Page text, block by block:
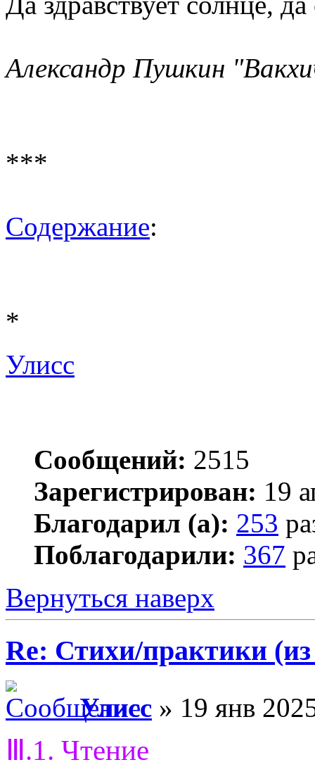
Александр Пушкин
***
Содержание:
*
Улисс
Сообщений: 2515
Зарегистрирован: 19
Благодарил (а): 253
Поблагодарили: 367
Вернуться наверх
Re: Стихи/практики
Улисс » 19 янв
Ⅲ.1. Чтение